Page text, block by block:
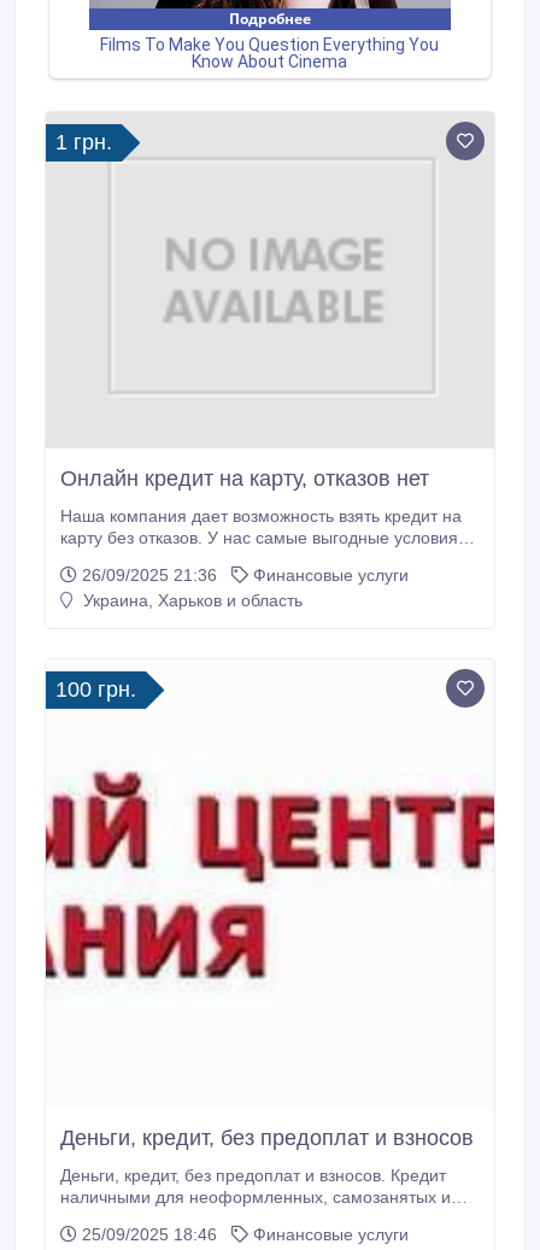
1 грн.
Онлайн кредит на карту, отказов нет
Наша компания дает возможность взять кредит на
карту без отказов. У нас самые выгодные условия
здесь мы сможем Вам помочь! Моментальный
кредит на банковскую карту без справок на
кредитную историю.
26/09/2025 21:36
Финансовые услуги
Украина, Харьков и область
100 грн.
Деньги, кредит, без предоплат и взносов
Деньги, кредит, без предоплат и взносов. Кредит
наличными для неоформленных, самозанятых и
код. До 200 тыс. грн. для официально25/09/2025 18:46 Финансовые услуги